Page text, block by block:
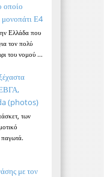
οποίο
μονοπάτι Ε4
Ελλάδα που
τον πολύ
του νομού ...
(photos)
των
παγωτά.
με τον